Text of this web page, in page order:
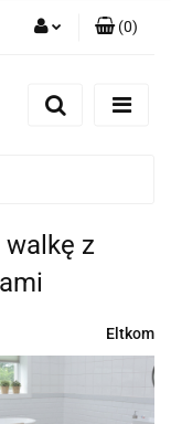
się
(0)
z
Eltkom